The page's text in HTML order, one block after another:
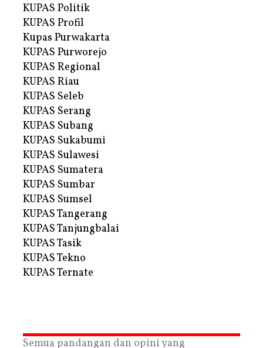
KUPAS Politik
KUPAS Profil
Kupas Purwakarta
KUPAS Purworejo
KUPAS Regional
KUPAS Riau
KUPAS Seleb
KUPAS Serang
KUPAS Subang
KUPAS Sukabumi
KUPAS Sulawesi
KUPAS Sumatera
KUPAS Sumbar
KUPAS Sumsel
KUPAS Tangerang
KUPAS Tanjungbalai
KUPAS Tasik
KUPAS Tekno
KUPAS Ternate
Semua pandangan dan opini yang